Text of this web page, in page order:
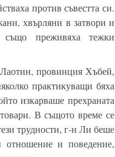
против съвестта си.
хвърляни в затвори и
също преживяха тежки
провинция Хъбей,
практикуващи бяха
изкарваше прехраната
В същото време се
трудности, г-н Ли беше
отношение и поведение,